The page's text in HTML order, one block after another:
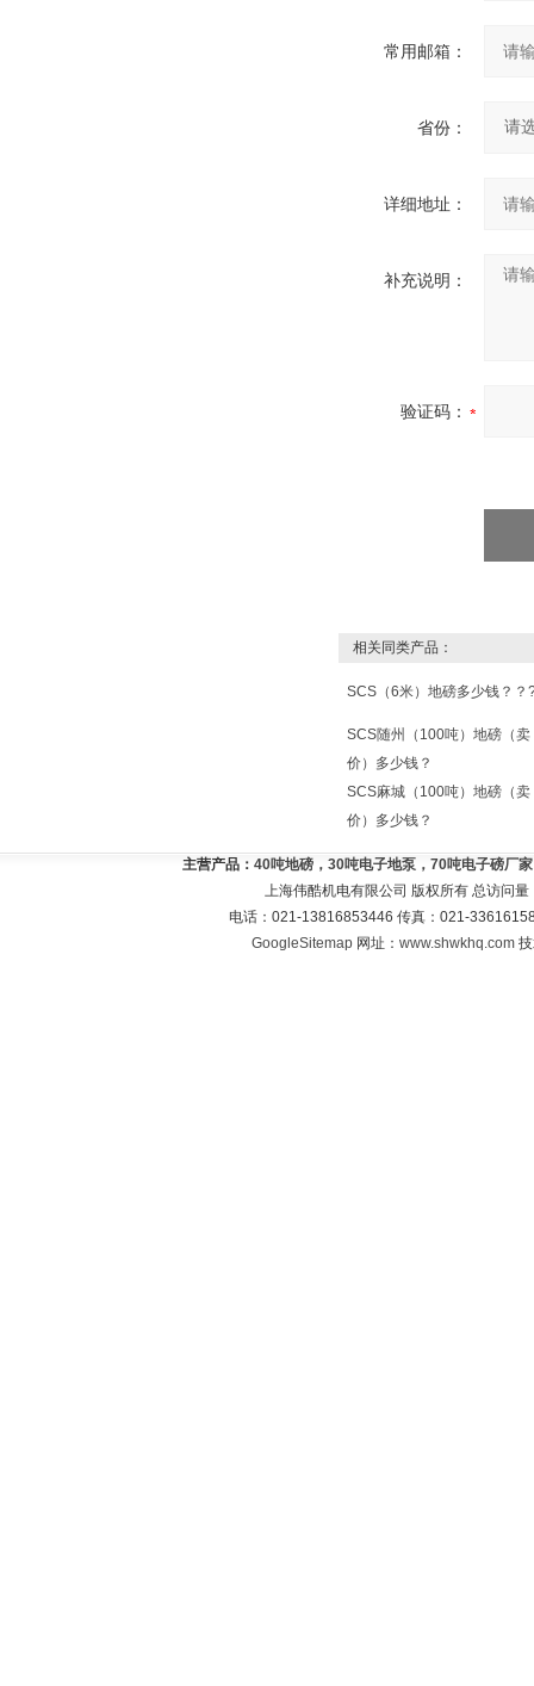
常用邮箱：
省份：
详细地址：
补充说明：
验证码：
相关同类产品：
SCS（6米）地磅多少钱？？
SCS随州（100吨）地磅（卖
价）多少钱？
SCS麻城（100吨）地磅（卖
价）多少钱？
主营产品： 40吨地磅，30吨电子地泵，70吨电子磅厂
上海伟酷机电有限公司 版权所有 总访问量
电话：021-13816853446 传真：021-
GoogleSitemap 网址：www.shwkhq.com